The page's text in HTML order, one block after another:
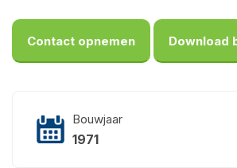
Contact opnemen Download
Bouwjaar
1971